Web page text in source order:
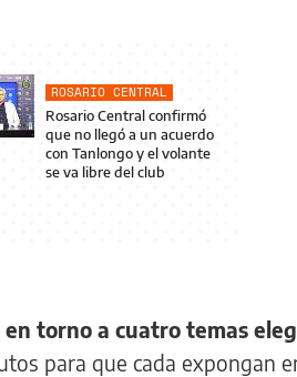
ROSARIO CENTRAL
Rosario Central confirmó
que no llegó a un acuerdo
con Tanlongo y el volante
se va libre del club
en torno a cuatro temas
para que cada expongan